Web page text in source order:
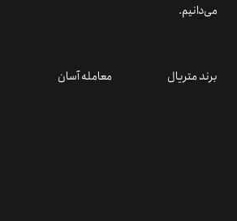
می‌دانیم.
برند متریال معامله آسان